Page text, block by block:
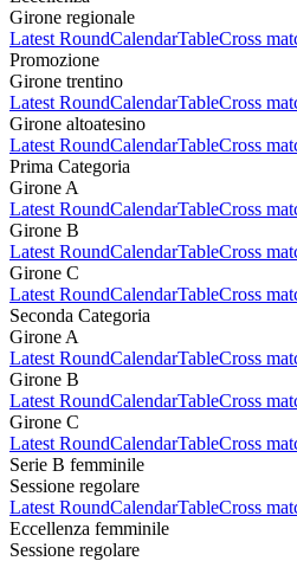
Girone regionale
Latest RoundCalendarTableCross
Promozione
Girone trentino
Latest RoundCalendarTableCross
Girone altoatesino
Latest RoundCalendarTableCross
Prima Categoria
Girone A
Latest RoundCalendarTableCross
Girone B
Latest RoundCalendarTableCross
Girone C
Latest RoundCalendarTableCross
Seconda Categoria
Girone A
Latest RoundCalendarTableCross
Girone B
Latest RoundCalendarTableCross
Girone C
Latest RoundCalendarTableCross
Serie B femminile
Sessione regolare
Latest RoundCalendarTableCross
Eccellenza femminile
Sessione regolare